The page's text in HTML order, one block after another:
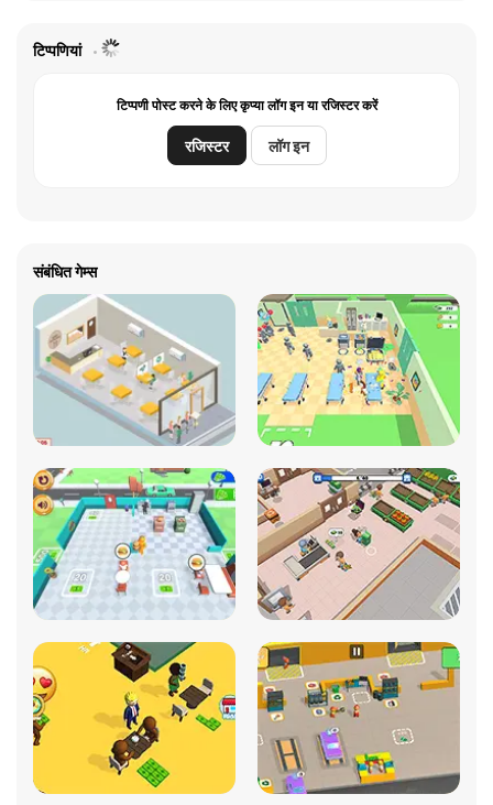
टिप्पणियां
टिप्पणी पोस्ट करने के लिए कृप्या लॉग इन या रजिस्टर करें
रजिस्टर लॉग इन
संबंधित गेम्स